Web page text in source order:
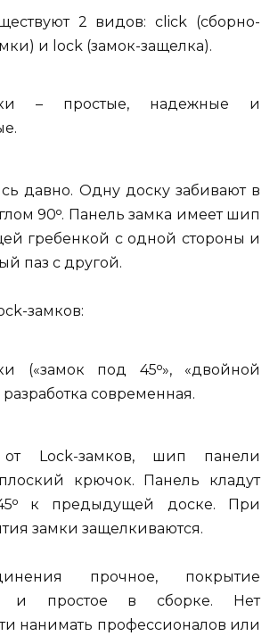
2 видов: click (сборно-
и lock (замок-защелка).
– простые, надежные и
давно. Одну доску забивают в
90ᵒ. Панель замка имеет шип
гребенкой с одной стороны и
паз с другой.
замков:
(«замок под 45ᵒ», «двойной
современная.
Lock-замков, шип панели
крючок. Панель кладут
к предыдущей доске. При
замки защелкиваются.
прочное, покрытие
и простое в сборке. Нет
нанимать профессионалов или